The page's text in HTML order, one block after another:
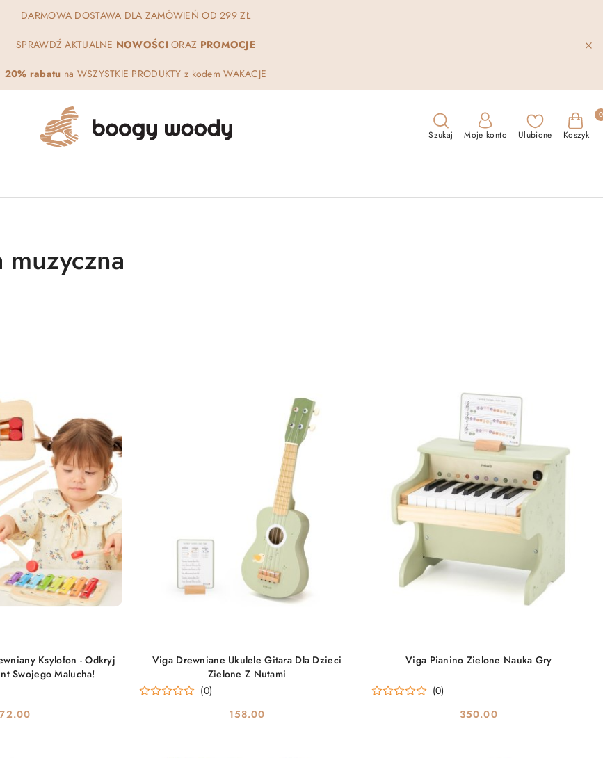
DARMOWA DOSTAWA DLA ZAMÓWIEŃ OD 299 ZŁ
SPRAWDŹ AKTUALNE NOWOŚCIORAZ PROMOCJE
20% rabatu na WSZYSTKIE PRODUKTY z kodem WAKACJE
Szukaj Moje konto Ulubione Koszyk
0
muzyczna
Ksylofon - Odkryj
Swojego Malucha!
Cena:
72.00
DO KOSZYKA
Viga Drewniane Ukulele Gitara Dla Dzieci
Zielone Z Nutami
(0)
Cena:
158.00
DO KOSZYKA Viga Pianino Zielone Nauka Gry
(0)
Cena:
350.00
DO KOSZYKA